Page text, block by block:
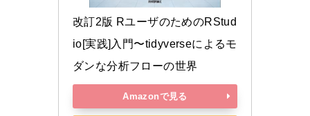
改訂2版 RユーザのためのRStud
io[実践]入門〜tidyverseによるモ
ダンな分析フローの世界
Amazonで見る